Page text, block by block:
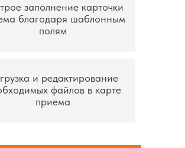
заполнение карточки
благодаря шаблонным
полям
и редактирование
файлов в карте
приема